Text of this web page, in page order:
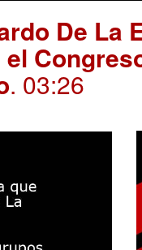
De La
. 03:26